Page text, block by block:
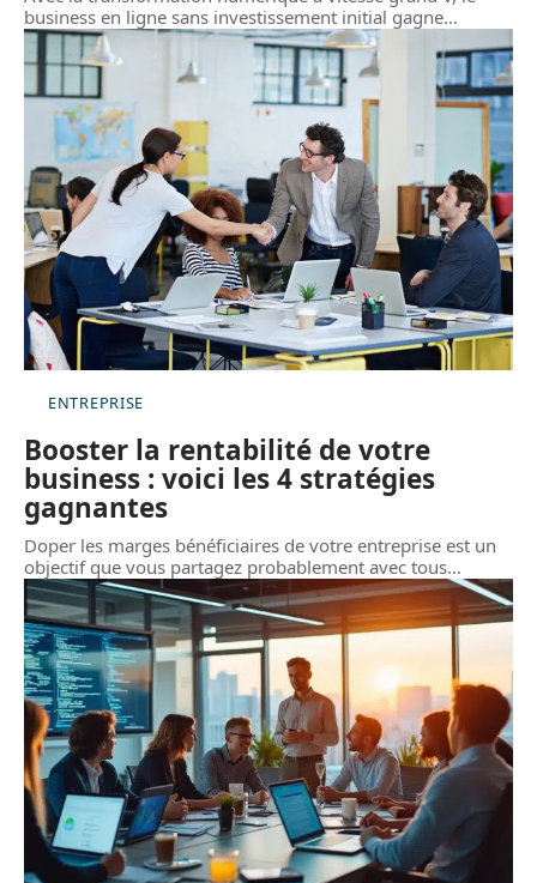
business en ligne sans investissement initial gagne…
ENTREPRISE
Booster la rentabilité de votre
business : voici les 4 stratégies
gagnantes
Doper les marges bénéficiaires de votre entreprise est un
objectif que vous partagez probablement avec tous…